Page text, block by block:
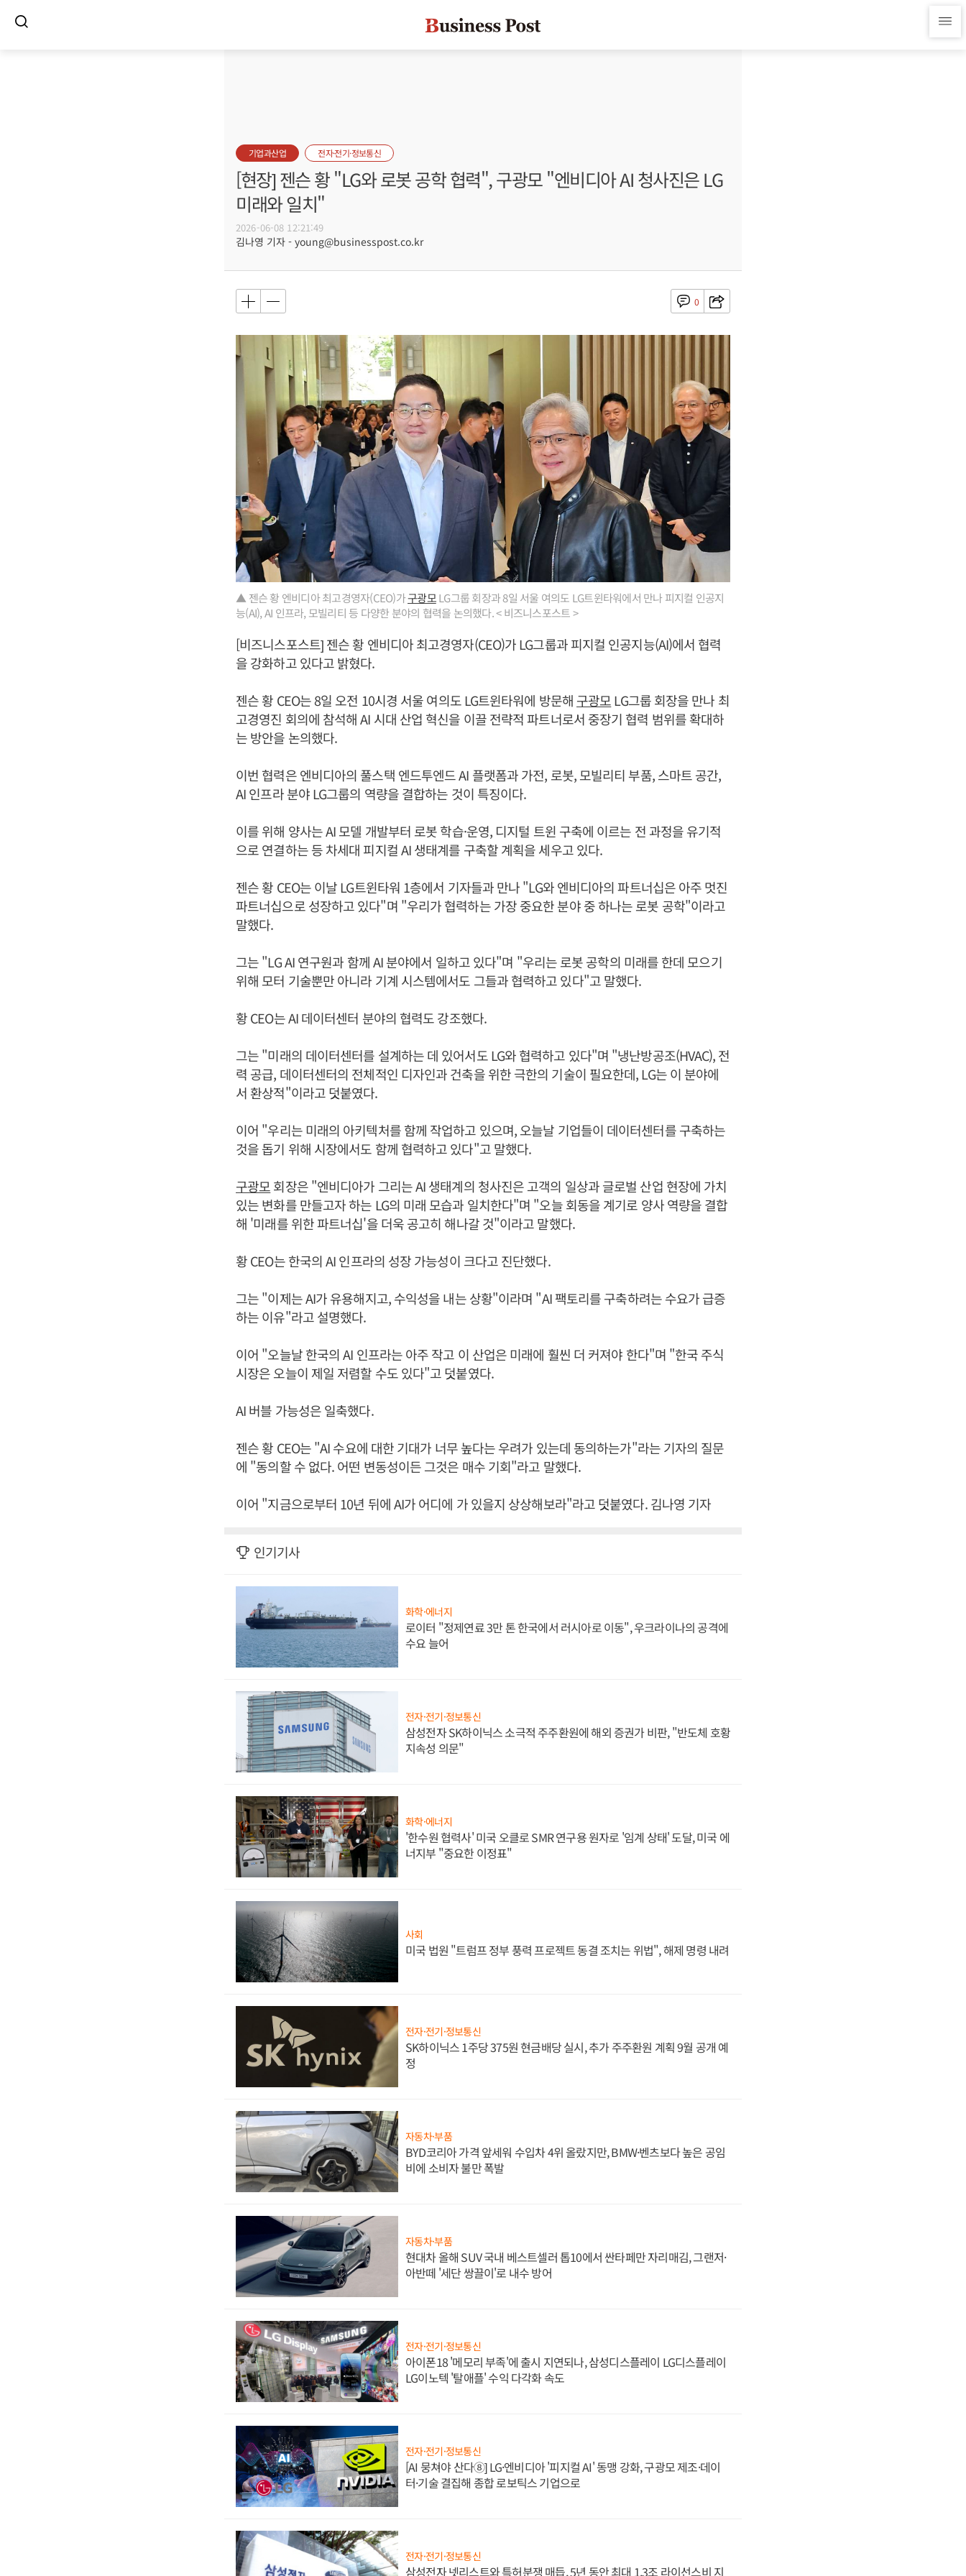
기업과산업 전자·전기·정보통신
[현장] 젠슨 황 "LG와 로봇 공학 협력", 구광모 "엔비디아 AI 청사진은 LG
미래와 일치"
2026-06-08 12:21:49
김나영 기자 - young@businesspost.co.kr
0
▲ 젠슨 황 엔비디아 최고경영자(CEO)가구광모LG그룹 회장과 8일 서울 여의도 LG트윈타워에서 만나 피지컬 인공지
능(AI), AI 인프라, 모빌리티 등 다양한 분야의 협력을 논의했다. < 비즈니스포스트 >
[비즈니스포스트] 젠슨 황 엔비디아 최고경영자(CEO)가 LG그룹과 피지컬 인공지능(AI)에서 협력
을 강화하고 있다고 밝혔다.
젠슨 황 CEO는 8일 오전 10시경 서울 여의도 LG트윈타워에 방문해 구광모LG그룹 회장을 만나 최
고경영진 회의에 참석해 AI 시대 산업 혁신을 이끌 전략적 파트너로서 중장기 협력 범위를 확대하
는 방안을 논의했다.
이번 협력은 엔비디아의 풀스택 엔드투엔드 AI 플랫폼과 가전, 로봇, 모빌리티 부품, 스마트 공간,
AI 인프라 분야 LG그룹의 역량을 결합하는 것이 특징이다.
이를 위해 양사는 AI 모델 개발부터 로봇 학습·운영, 디지털 트윈 구축에 이르는 전 과정을 유기적
으로 연결하는 등 차세대 피지컬 AI 생태계를 구축할 계획을 세우고 있다.
젠슨 황 CEO는 이날 LG트윈타워 1층에서 기자들과 만나 "LG와 엔비디아의 파트너십은 아주 멋진
파트너십으로 성장하고 있다"며 "우리가 협력하는 가장 중요한 분야 중 하나는 로봇 공학"이라고
말했다.
그는 "LG AI 연구원과 함께 AI 분야에서 일하고 있다"며 "우리는 로봇 공학의 미래를 한데 모으기
위해 모터 기술뿐만 아니라 기계 시스템에서도 그들과 협력하고 있다"고 말했다.
황 CEO는 AI 데이터센터 분야의 협력도 강조했다.
그는 "미래의 데이터센터를 설계하는 데 있어서도 LG와 협력하고 있다"며 "냉난방공조(HVAC), 전
력 공급, 데이터센터의 전체적인 디자인과 건축을 위한 극한의 기술이 필요한데, LG는 이 분야에
서 환상적"이라고 덧붙였다.
이어 "우리는 미래의 아키텍처를 함께 작업하고 있으며, 오늘날 기업들이 데이터센터를 구축하는
것을 돕기 위해 시장에서도 함께 협력하고 있다"고 말했다.
구광모회장은 "엔비디아가 그리는 AI 생태계의 청사진은 고객의 일상과 글로벌 산업 현장에 가치
있는 변화를 만들고자 하는 LG의 미래 모습과 일치한다"며 "오늘 회동을 계기로 양사 역량을 결합
해 '미래를 위한 파트너십'을 더욱 공고히 해나갈 것"이라고 말했다.
황 CEO는 한국의 AI 인프라의 성장 가능성이 크다고 진단했다.
그는 "이제는 AI가 유용해지고, 수익성을 내는 상황"이라며 "AI 팩토리를 구축하려는 수요가 급증
하는 이유"라고 설명했다.
이어 "오늘날 한국의 AI 인프라는 아주 작고 이 산업은 미래에 훨씬 더 커져야 한다"며 "한국 주식
시장은 오늘이 제일 저렴할 수도 있다"고 덧붙였다.
AI 버블 가능성은 일축했다.
젠슨 황 CEO는 "AI 수요에 대한 기대가 너무 높다는 우려가 있는데 동의하는가"라는 기자의 질문
에 "동의할 수 없다. 어떤 변동성이든 그것은 매수 기회"라고 말했다.
이어 "지금으로부터 10년 뒤에 AI가 어디에 가 있을지 상상해보라"라고 덧붙였다. 김나영 기자
인기기사
화학·에너지
로이터 "정제연료 3만 톤 한국에서 러시아로 이동", 우크라이나의 공격에
수요 늘어
전자·전기·정보통신
삼성전자 SK하이닉스 소극적 주주환원에 해외 증권가 비판, "반도체 호황
지속성 의문"
화학·에너지
'한수원 협력사' 미국 오클로 SMR 연구용 원자로 '임계 상태' 도달, 미국 에
너지부 "중요한 이정표"
사회
미국 법원 "트럼프 정부 풍력 프로젝트 동결 조치는 위법", 해제 명령 내려
전자·전기·정보통신
SK하이닉스 1주당 375원 현금배당 실시, 추가 주주환원 계획 9월 공개 예
정
자동차·부품
BYD코리아 가격 앞세워 수입차 4위 올랐지만, BMW·벤츠보다 높은 공임
비에 소비자 불만 폭발
자동차·부품
현대차 올해 SUV 국내 베스트셀러 톱10에서 싼타페만 자리매김, 그랜저·
아반떼 '세단 쌍끌이'로 내수 방어
전자·전기·정보통신
아이폰18 '메모리 부족'에 출시 지연되나, 삼성디스플레이 LG디스플레이
LG이노텍 '탈애플' 수익 다각화 속도
전자·전기·정보통신
[AI 뭉쳐야 산다⑧] LG·엔비디아 '피지컬 AI' 동맹 강화, 구광모 제조·데이
터·기술 결집해 종합 로보틱스 기업으로
전자·전기·정보통신
삼성전자 넷리스트와 특허분쟁 매듭, 5년 동안 최대 1.3조 라이선스비 지